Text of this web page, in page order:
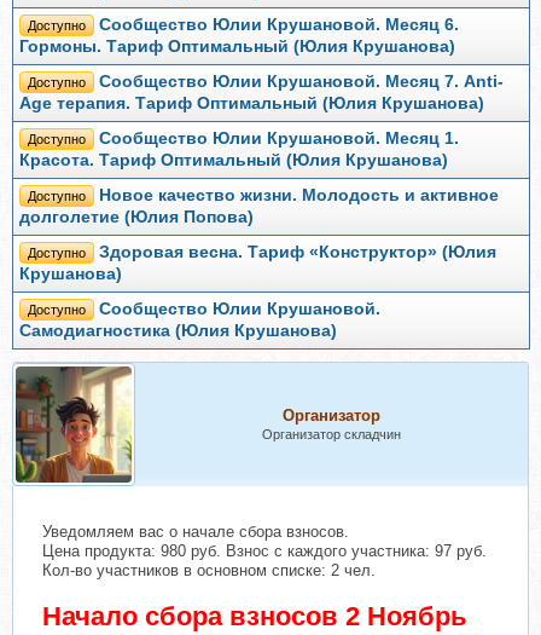
Доступно
Сообщество Юлии Крушановой. Месяц 6.
Гормоны. Тариф Оптимальный (Юлия Крушанова)
Доступно
Сообщество Юлии Крушановой. Месяц 7. Anti-
Age терапия. Тариф Оптимальный (Юлия Крушанова)
Доступно
Сообщество Юлии Крушановой. Месяц 1.
Красота. Тариф Оптимальный (Юлия Крушанова)
Доступно
Новое качество жизни. Молодость и активное
долголетие (Юлия Попова)
Доступно
Здоровая весна. Тариф «Конструктор» (Юлия
Крушанова)
Доступно
Сообщество Юлии Крушановой.
Самодиагностика (Юлия Крушанова)
Организатор
Организатор складчин
Уведомляем вас о начале сбора взносов.
Цена продукта: 980 руб. Взнос с каждого участника: 97 руб.
Кол-во участников в основном списке: 2 чел.
Начало сбора взносов 2 Ноябрь